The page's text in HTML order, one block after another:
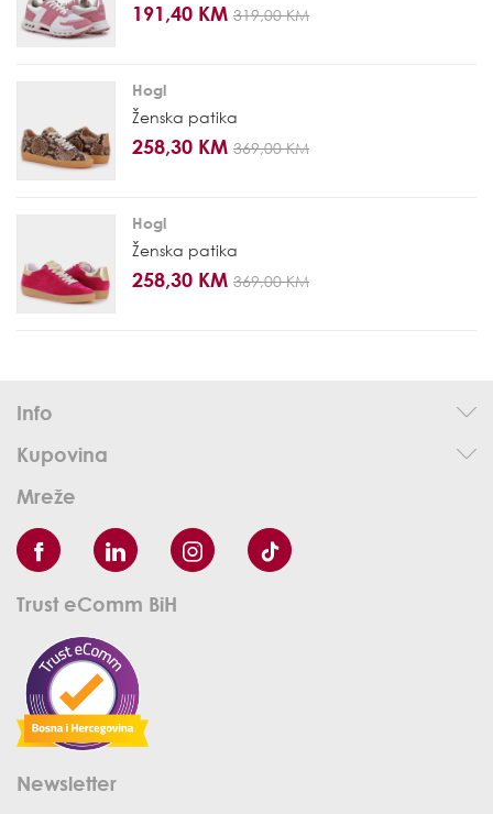
191,40 KM 319,00 KM
Hogl
Ženska patika
258,30 KM 369,00 KM
Hogl
Ženska patika
258,30 KM 369,00 KM
Info
Kupovina
Mreže
Trust eComm BiH
Newsletter